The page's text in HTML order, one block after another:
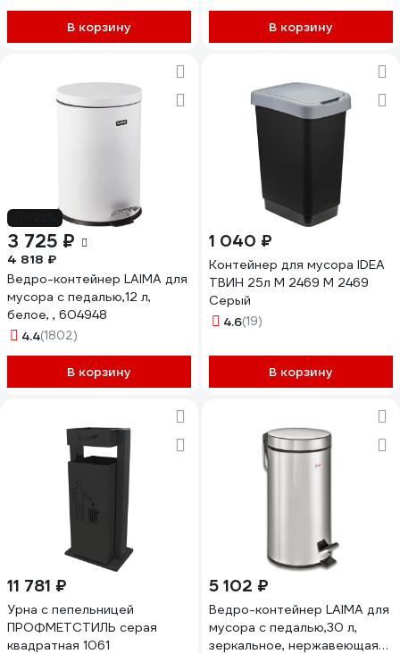
В корзину
В корзину
3 725 ₽
4 818 ₽
Ведро-контейнер LAIMA для
мусора с педалью,12 л,
белое, , 604948
4.4(1802)
В корзину
1 040 ₽
Контейнер для мусора IDEA
ТВИН 25л М 2469 М 2469
Серый
4.6(19)
В корзину
11 781 ₽
Урна с пепельницей
ПРОФМЕТСТИЛЬ серая
квадратная 1061
5 102 ₽
Ведро-контейнер LAIMA для
мусора с педалью,30 л,
зеркальное, нержавеющая